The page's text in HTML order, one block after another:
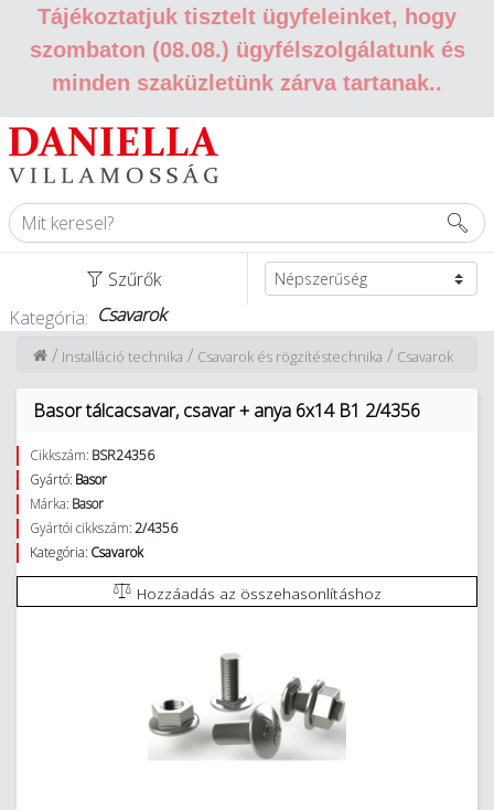
Tájékoztatjuk tisztelt ügyfeleinket, hogy
szombaton (08.08.) ügyfélszolgálatunk és
minden szaküzletünk zárva tartanak..
Szűrők
Kategória: Csavarok
Csavarok
/
Csavarok és rögzítéstechnika
/
Installáció technika
/
Basor tálcacsavar, csavar + anya 6x14 B1 2/4356
Cikkszám: BSR24356
Gyártó: Basor
Márka: Basor
Gyártói cikkszám:2/4356
Kategória: Csavarok
Hozzáadás az összehasonlításhoz